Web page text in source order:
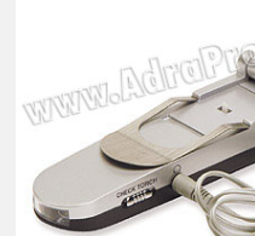
promosyon
Kalemlik
Radyo
promosyon
Ahşap
Radyo
promosyon
Tüm
Ürünleri